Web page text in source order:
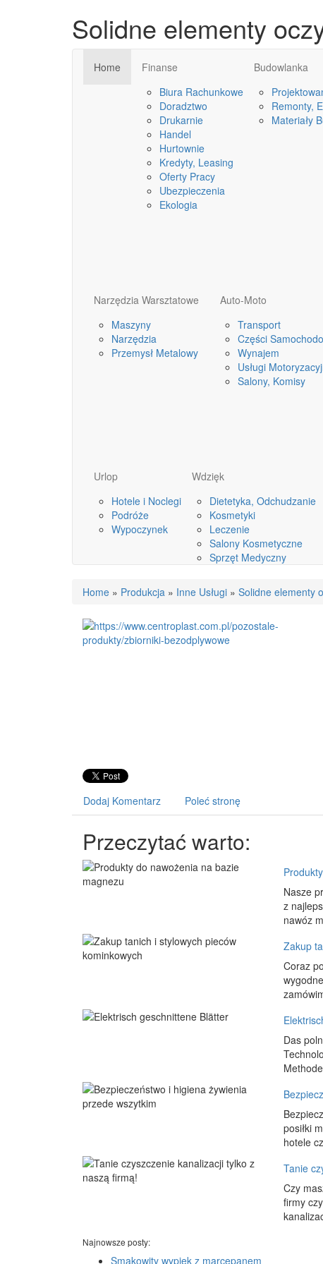
Solidne elementy
Home
Finanse
Biura Rachunkowe
Doradztwo
Drukarnie
Handel
Hurtownie
Kredyty, Leasing
Oferty Pracy
Ubezpieczenia
Ekologia
Budowlanka
Remonty,
Materiały
Narzędzia Warsztatowe
Maszyny
Narzędzia
Przemysł Metalowy
Auto-Moto
Transport
Części
Wynajem
Usługi
Salony, Komisy
Urlop
Hotele i Noclegi
Podróże
Wypoczynek
Wdzięk
Dietetyka, Odchudzanie
Kosmetyki
Leczenie
Salony Kosmetyczne
Sprzęt Medyczny
Home » Produkcja » Inne Usługi » Solidne elementy
Dodaj Komentarz Poleć stronę
Przeczytać warto:
Nasze
z
nawóz
Zakup
Coraz
Das
posiłki
hotele
Tanie
Czy
firmy
Najnowsze posty:
Smakowity wypiek z marcepanem